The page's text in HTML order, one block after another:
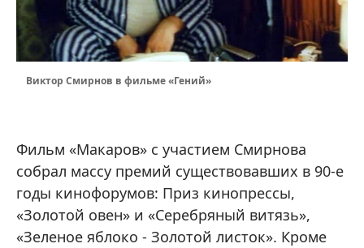
Виктор Смирнов в фильме «Гений»
Фильм «Макаров» с участием Смирнова
собрал массу премий существовавших в 90-е
годы кинофорумов: Приз кинопрессы,
«Золотой овен» и «Серебряный витязь»,
«Зеленое яблоко - Золотой листок». Кроме